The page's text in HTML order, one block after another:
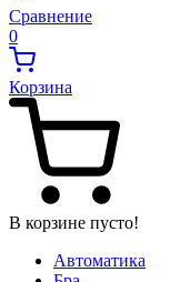
Сравнение
0
Корзина
В корзине пусто!
Автоматика